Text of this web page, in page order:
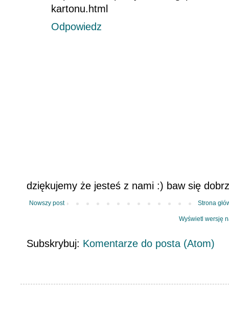
kartonu.html
Odpowiedz
dziękujemy że jesteś z nami :) baw się
Nowszy post Strona
Wyświetl wersję
Subskrybuj: Komentarze do posta (Atom)